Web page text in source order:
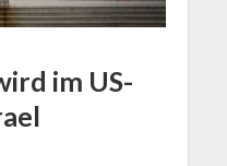
im US-